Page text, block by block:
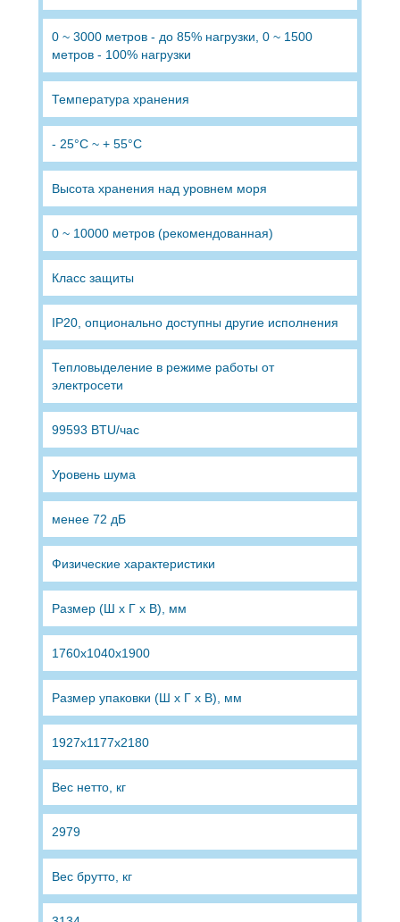
0 ~ 3000 метров - до 85% нагрузки, 0 ~ 1500
метров - 100% нагрузки
Температура хранения
- 25°C ~ + 55°C
Высота хранения над уровнем моря
0 ~ 10000 метров (рекомендованная)
Класс защиты
IP20, опционально доступны другие исполнения
Тепловыделение в режиме работы от
электросети
99593 BTU/час
Уровень шума
менее 72 дБ
Физические характеристики
Размер (Ш х Г х В), мм
1760х1040х1900
Размер упаковки (Ш х Г х В), мм
1927x1177x2180
Вес нетто, кг
2979
Вес брутто, кг